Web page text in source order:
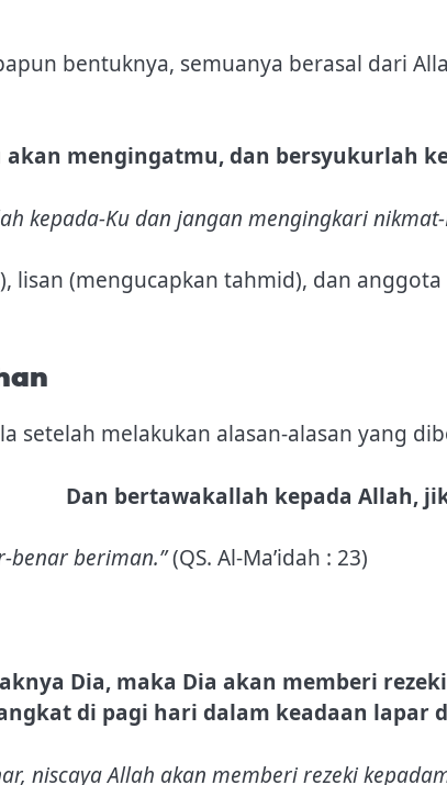
bentuknya, semuanya berasal dari
mengingatmu, dan bersyukurlah
kepada-Ku dan jangan mengingkari nikmat-
lisan (mengucapkan tahmid), dan
setelah melakukan alasan-alasan yang
Dan bertawakallah kepada Allah,
benar beriman.”(QS. Al-Ma’idah : 23)
Dia, maka Dia akan memberi
di pagi hari dalam keadaan lapar
niscaya Allah akan memberi rezeki